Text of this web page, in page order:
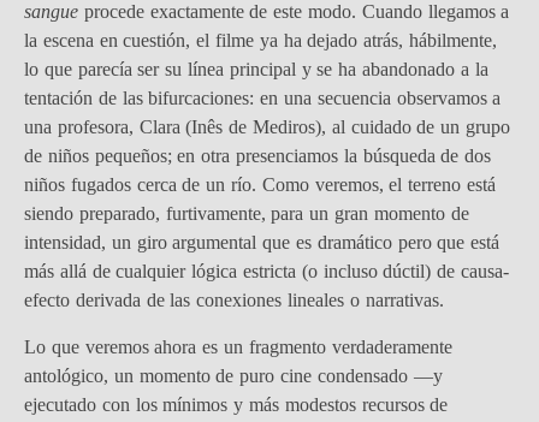
sangue procede exactamente de este modo. Cuando llegamos a
la escena en cuestión, el filme ya ha dejado atrás, hábilmente,
lo que parecía ser su línea principal y se ha abandonado a la
tentación de las bifurcaciones: en una secuencia observamos a
una profesora, Clara (Inês de Mediros), al cuidado de un grupo
de niños pequeños; en otra presenciamos la búsqueda de dos
niños fugados cerca de un río. Como veremos, el terreno está
siendo preparado, furtivamente, para un gran momento de
intensidad, un giro argumental que es dramático pero que está
más allá de cualquier lógica estricta (o incluso dúctil) de causa-
efecto derivada de las conexiones lineales o narrativas.
Lo que veremos ahora es un fragmento verdaderamente
antológico, un momento de puro cine condensado —y
ejecutado con los mínimos y más modestos recursos de